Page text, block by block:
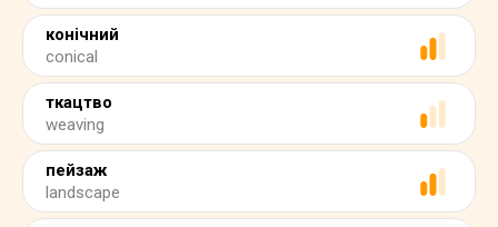
конічний
conical
ткацтво
weaving
пейзаж
landscape